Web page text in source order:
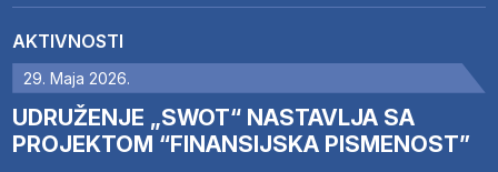
AKTIVNOSTI
29. Maja 2026.
UDRUŽENJE „SWOT“ NASTAVLJA SA
PROJEKTOM “FINANSIJSKA PISMENOST”